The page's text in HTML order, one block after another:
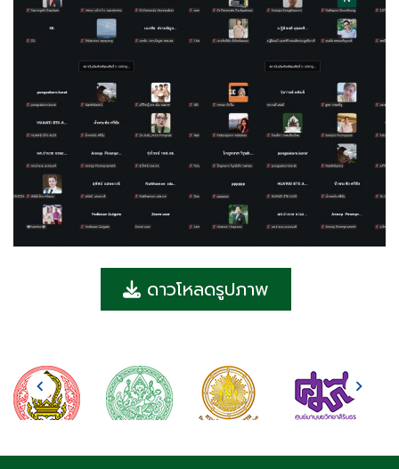
ดาวโหลดรูปภาพ